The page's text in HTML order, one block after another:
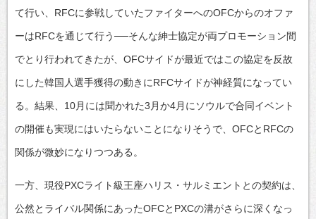
て行い、RFCに参戦していたファイターへのOFCからのオファ
ーはRFCを通じて行う──そんな紳士協定が両プロモーション間
でとり行われてきたが、OFCサイドが最近ではこの協定を反故
にした韓国人選手獲得の動きにRFCサイドが神経質になってい
る。結果、10月には聞かれた3月か4月にソウルで合同イベント
の開催も実現にはいたらないことになりそうで、OFCとRFCの
関係が微妙になりつつある。
一方、現役PXCライト級王座ハリス・サルミエントとの契約は、
公然とライバル関係にあったOFCとPXCの溝がさらに深くなっ